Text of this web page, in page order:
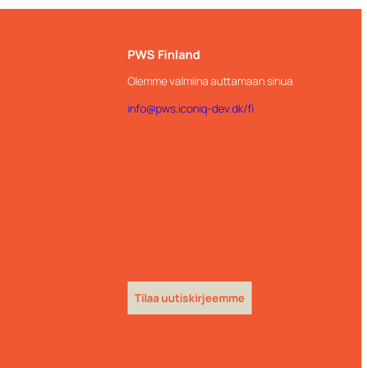
PWS Finland
Olemme valmiina auttamaan sinua
info@pws.iconiq-dev.dk/fi
Tilaa uutiskirjeemme